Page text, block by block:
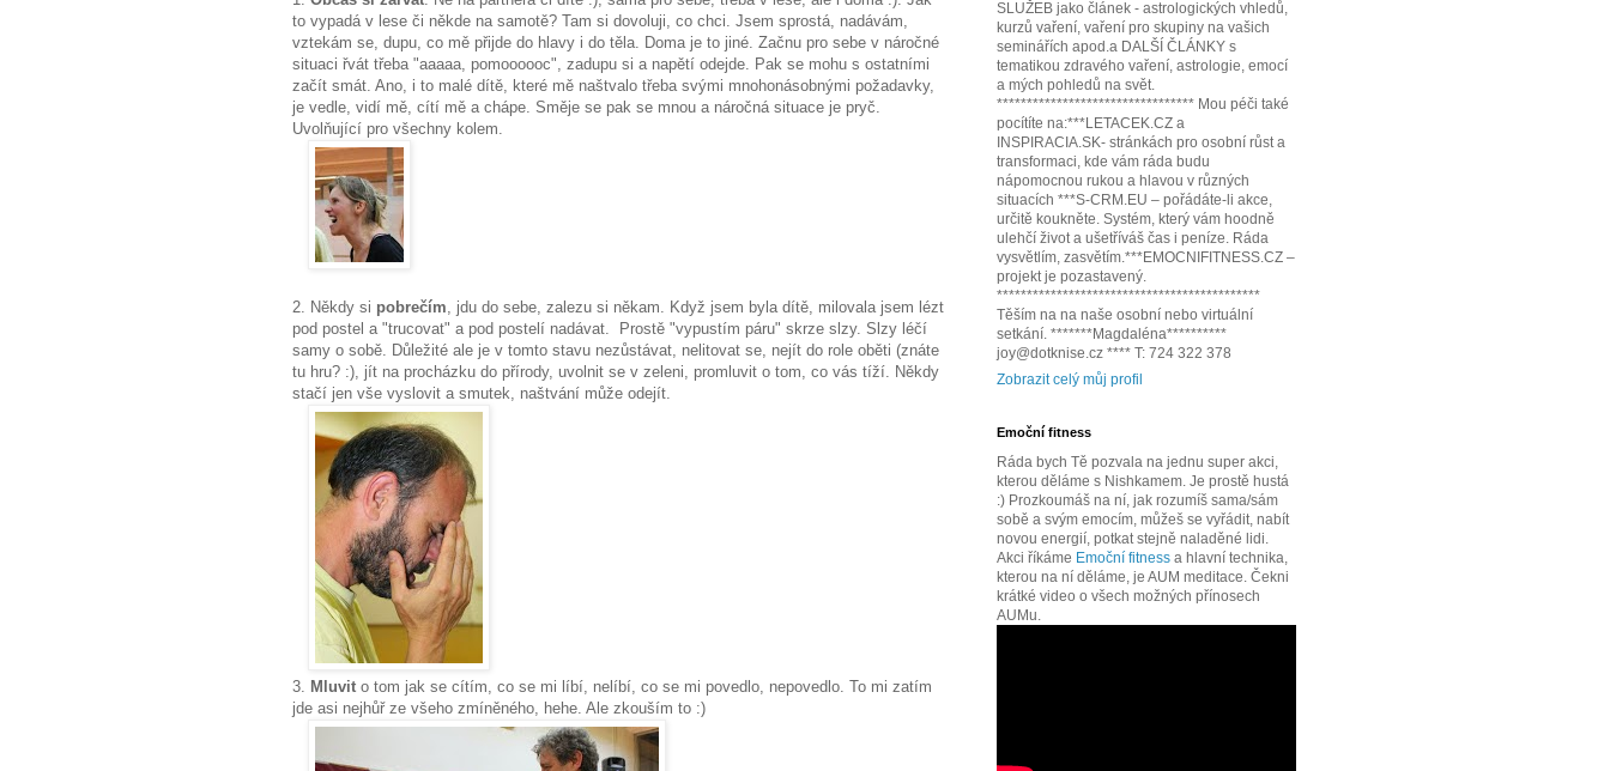
to vypadá v lese či někde na samotě? Tam si dovoluji, co chci. Jsem sprostá, nadávám,
vztekám se, dupu, co mě přijde do hlavy i do těla. Doma je to jiné. Začnu pro sebe v náročné
situaci řvát třeba "aaaaa, pomoooooc", zadupu si a napětí odejde. Pak se mohu s ostatními
začít smát. Ano, i to malé dítě, které mě naštvalo třeba svými mnohonásobnými požadavky,
je vedle, vidí mě, cítí mě a chápe. Směje se pak se mnou a náročná situace je pryč.
Uvolňující pro všechny kolem.
2. Někdy si pobrečím , jdu do sebe, zalezu si někam. Když jsem byla dítě, milovala jsem lézt
pod postel a "trucovat" a pod postelí nadávat. Prostě "vypustím páru" skrze slzy. Slzy léčí
samy o sobě. Důležité ale je v tomto stavu nezůstávat, nelitovat se, nejít do role oběti (znáte
tu hru? :), jít na procházku do přírody, uvolnit se v zeleni, promluvit o tom, co vás tíží. Někdy
stačí jen vše vyslovit a smutek, naštvání může odejít.
3. Mluvit o tom jak se cítím, co se mi líbí, nelíbí, co se mi povedlo, nepovedlo. To mi zatím
jde asi nejhůř ze všeho zmíněného, hehe. Ale zkouším to :)
SLUŽEB jako článek - astrologických vhledů,
kurzů vaření, vaření pro skupiny na vašich
seminářích apod.a DALŠÍ ČLÁNKY s
tematikou zdravého vaření, astrologie, emocí
a mých pohledů na svět.
********************************* Mou péči také
pocítíte na:***LETACEK.CZ a
INSPIRACIA.SK- stránkách pro osobní růst a
transformaci, kde vám ráda budu
nápomocnou rukou a hlavou v různých
situacích ***S-CRM.EU – pořádáte-li akce,
určitě koukněte. Systém, který vám hoodně
ulehčí život a ušetříváš čas i peníze. Ráda
vysvětlím, zasvětím.***EMOCNIFITNESS.CZ –
projekt je pozastavený.
********************************************
Těším na na naše osobní nebo virtuální
setkání. *******Magdaléna**********
joy@dotknise.cz **** T: 724 322 378
Zobrazit celý můj profil
Emoční fitness
Ráda bych Tě pozvala na jednu super akci,
kterou děláme s Nishkamem. Je prostě hustá
:) Prozkoumáš na ní, jak rozumíš sama/sám
sobě a svým emocím, můžeš se vyřádit, nabít
novou energií, potkat stejně naladěné lidi.
Akci říkáme Emoční fitness a hlavní technika,
kterou na ní děláme, je AUM meditace. Čekni
krátké video o všech možných přínosech
AUMu.